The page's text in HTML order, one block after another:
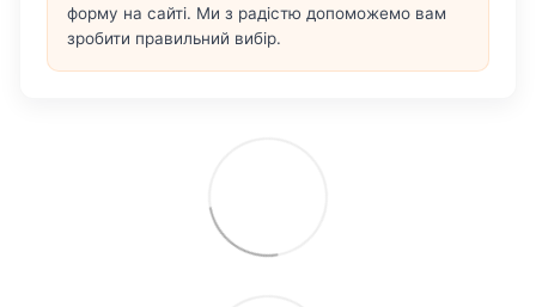
форму на сайті. Ми з радістю допоможемо вам
зробити правильний вибір.